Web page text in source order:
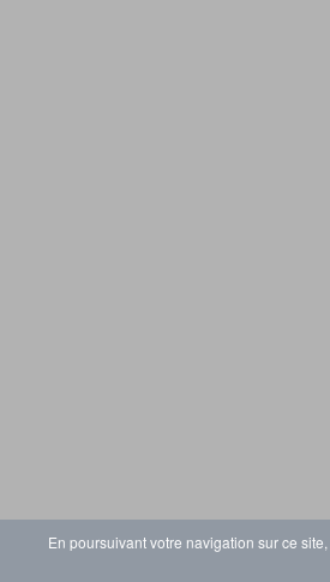
En poursuivant votre navigation sur ce